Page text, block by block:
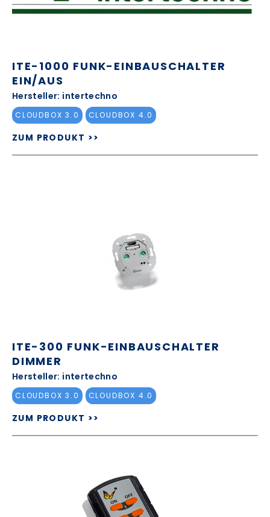
ITE-1000 FUNK-EINBAUSCHALTER
EIN/AUS
Hersteller: intertechno
CLOUDBOX 3.0 CLOUDBOX 4.0
ZUM PRODUKT >>
ITE-300 FUNK-EINBAUSCHALTER
DIMMER
Hersteller: intertechno
CLOUDBOX 3.0 CLOUDBOX 4.0
ZUM PRODUKT >>